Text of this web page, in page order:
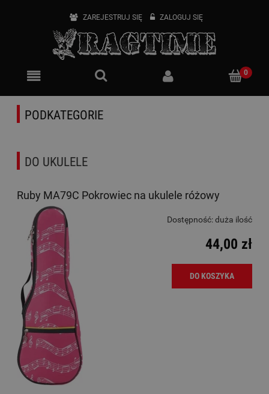
ZAREJESTRUJ SIĘ ZALOGUJ SIĘ
PODKATEGORIE
DO UKULELE
Ruby MA79C Pokrowiec na ukulele różowy
Dostępność:duża ilość
44,00 zł
DO KOSZYKA